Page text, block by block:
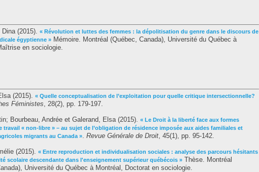
Dina(2015). « Révolution et luttes des femmes : la dépolitisation du genre dans le discours de
égyptienne » Mémoire. Montréal (Québec, Canada), Université du Québec à
en sociologie.
(2015). « Quelle conceptualisation de l’exploitation pour quelle critique intersectionnelle?
Féministes, 28(2), pp. 179-197.
; Bourbeau, Andrée et Galerand, Elsa(2015). « Le Droit à la liberté face aux formes
travail « non-libre » – au sujet de l’obligation de résidence imposée aux aides familiales et
migrants au Canada ». Revue Générale de Droit, 45(1), pp. 95-142.
(2015). « Entre reproduction et individualisation sociales : analyse des parcours hésitants
scolaire descendante dans l'enseignement supérieur québécois » Thèse. Montréal
Université du Québec à Montréal, Doctorat en sociologie.